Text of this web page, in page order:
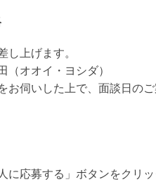
し上げます。
（オオイ・ヨシダ）
お伺いした上で、面談日の
に応募する」ボタンをクリ